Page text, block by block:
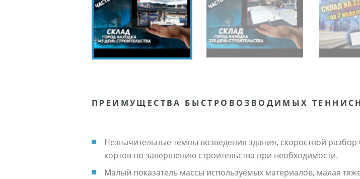
ПРЕИМУЩЕСТВА БЫСТРОВОЗВОДИМЫХ
Незначительные темпы возведения здания, скоростной
кортов по завершению строительства при необходимости.
Малый показатель массы используемых материалов, малая